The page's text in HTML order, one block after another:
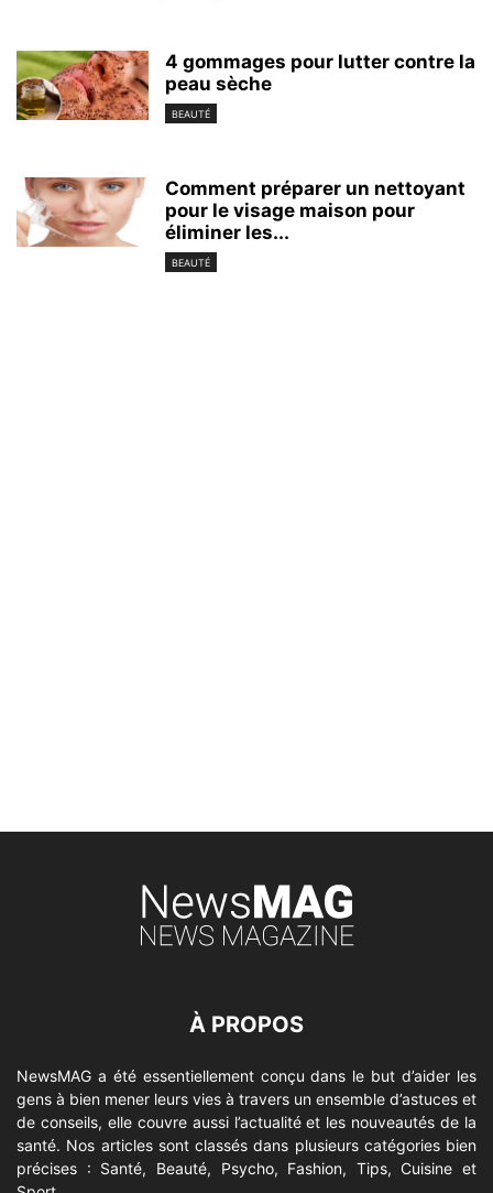
4 gommages pour lutter contre la
peau sèche
BEAUTÉ
Comment préparer un nettoyant
pour le visage maison pour
éliminer les...
BEAUTÉ
À PROPOS
NewsMAG a été essentiellement conçu dans le but d’aider les
gens à bien mener leurs vies à travers un ensemble d’astuces et
de conseils, elle couvre aussi l’actualité et les nouveautés de la
santé. Nos articles sont classés dans plusieurs catégories bien
précises : Santé, Beauté, Psycho, Fashion, Tips, Cuisine et